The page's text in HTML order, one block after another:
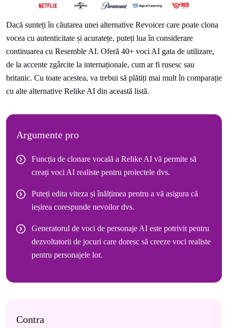
Dacă sunteți în căutarea unei alternative Revoicer care poate clona
vocea cu autenticitate și acuratețe, puteți lua în considerare
continuarea cu Resemble AI. Oferă 40+ voci AI gata de utilizare,
de la accente zgârcite la internaționale, cum ar fi rusesc sau
britanic. Cu toate acestea, va trebui să plătiți mai mult în comparație
cu alte alternative Relike AI din această listă.
Argumente pro
Funcția de clonare vocală a Relike AI vă permite să
creați voci AI realiste pentru proiectele dvs.
Puteți edita viteza și înălțimea pentru a vă asigura că
ieșirea corespunde nevoilor dvs.
Generatorul de voci de personaje AI este potrivit pentru
dezvoltatorii de jocuri care doresc să creeze voci realiste
pentru personajele lor.
Contra